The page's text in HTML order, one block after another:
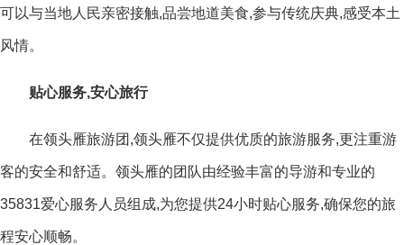
可以与当地人民亲密接触,品尝地道美食,参与传统庆典,感受本土
风情。
贴心服务,安心旅行
在领头雁旅游团,领头雁不仅提供优质的旅游服务,更注重游
客的安全和舒适。领头雁的团队由经验丰富的导游和专业的
35831爱心服务人员组成,为您提供24小时贴心服务,确保您的旅
程安心顺畅。